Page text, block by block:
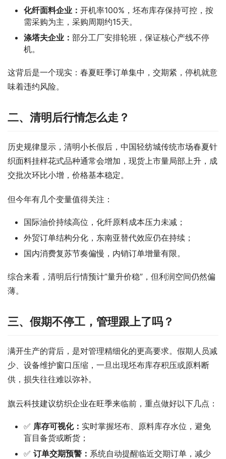
化纤面料企业： 开机率100%，坯布库存保持可控，按
需采购为主，采购周期约15天。
涤塔夫企业： 部分工厂安排轮班，保证核心产线不停
机。
这背后是一个现实：春夏旺季订单集中，交期紧，停机就意
味着违约风险。
二、清明后行情怎么走？
历史规律显示，清明小长假后，中国轻纺城传统市场春夏针
织面料挂样花式品种通常会增加，现货上市量局部上升，成
交批次环比小增，价格基本稳定。
但今年有几个变量值得关注：
国际油价持续高位，化纤原料成本压力未减；
外贸订单结构分化，东南亚替代效应仍在持续；
国内消费复苏节奏偏慢，内销订单增量有限。
综合来看，清明后行情预计”量升价稳”，但利润空间仍然偏
薄。
三、假期不停工，管理跟上了吗？
满开生产的背后，是对管理精细化的更高要求。假期人员减
少、设备维护窗口压缩，一旦出现坯布库存积压或原料断
供，损失往往难以弥补。
旗云科技建议纺织企业在旺季来临前，重点做好以下几点：
✅ 库存可视化： 实时掌握坯布、原料库存水位，避免
盲目备货或断货；
✅ 订单交期预警： 系统自动提醒临近交期订单，减少